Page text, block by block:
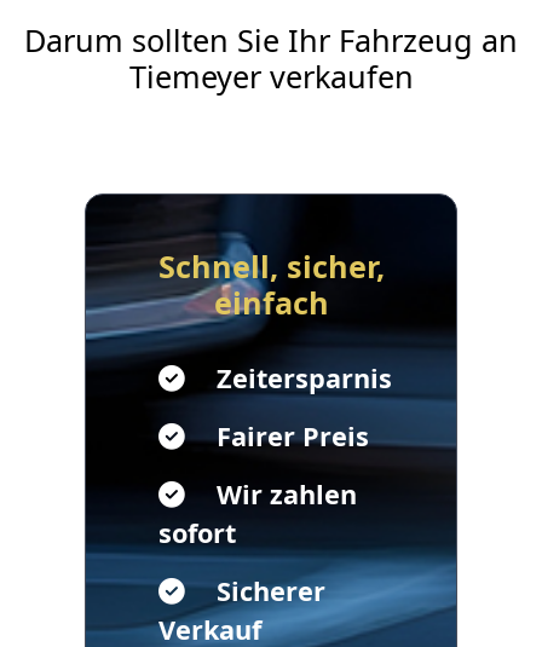
Darum sollten Sie Ihr Fahrzeug an
Tiemeyer verkaufen
Schnell, sicher,
einfach
Zeitersparnis
Fairer Preis
Wir zahlen
sofort
Sicherer
Verkauf